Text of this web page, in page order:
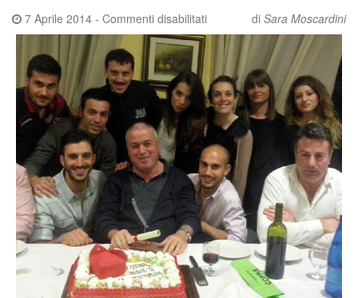
7 Aprile 2014 - Commenti disabilitatisu
Fornaci
festa
per
il
canonicato
di
don
Antonio
di Sara Moscardini